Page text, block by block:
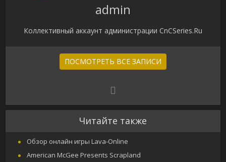
admin
Коллективный аккаунт администрации CnCSeries.Ru
ПОСМОТРЕТЬ ВСЕ ЗАПИСИ
Читайте также
Обзор онлайн игры Lava-Online
American McGee Presents Scrapland